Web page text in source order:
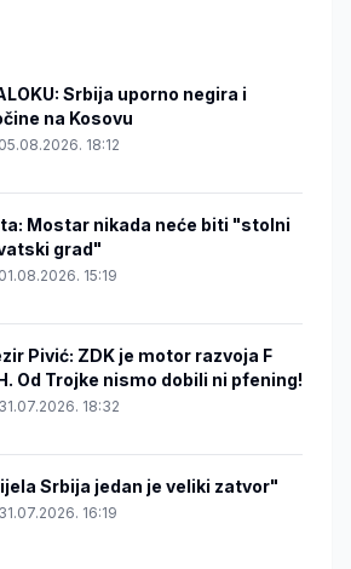
Srbija uporno negira i
na Kosovu
05.08.2026. 18:12
Mostar nikada neće biti "stolni
grad"
01.08.2026. 15:19
Pivić: ZDK je motor razvoja F
Od Trojke nismo dobili ni pfening!
31.07.2026. 18:32
Srbija jedan je veliki zatvor"
31.07.2026. 16:19